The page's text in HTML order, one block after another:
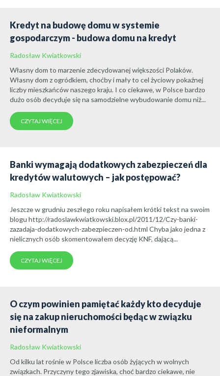
Kredyt na budowę domu w systemie
gospodarczym - budowa domu na kredyt
Radosław Kwiatkowski
Własny dom to marzenie zdecydowanej większości Polaków.
Własny dom z ogródkiem, choćby i mały to cel życiowy pokaźnej
liczby mieszkańców naszego kraju. I co ciekawe, w Polsce bardzo
dużo osób decyduje się na samodzielne wybudowanie domu niż...
CZYTAJ WIĘCEJ
Banki wymagają dodatkowych zabezpieczeń dla
kredytów walutowych – jak postępować?
Radosław Kwiatkowski
Jeszcze w grudniu zeszłego roku napisałem krótki tekst na swoim
blogu http://radoslawkwiatkowski.blox.pl/2011/12/Czy-banki-
zazadaja-dodatkowych-zabezpieczen-od.html Chyba jako jedna z
nielicznych osób skomentowałem decyzję KNF, dającą...
CZYTAJ WIĘCEJ
O czym powinien pamiętać każdy kto decyduje
się na zakup nieruchomości będąc w związku
nieformalnym
Radosław Kwiatkowski
Od kilku lat rośnie w Polsce liczba osób żyjących w wolnych
związkach. Przyczyny tego zjawiska, choć bardzo ciekawe, nie